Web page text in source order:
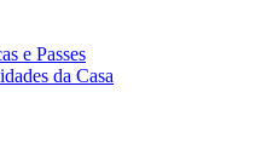
e Passes
da Casa